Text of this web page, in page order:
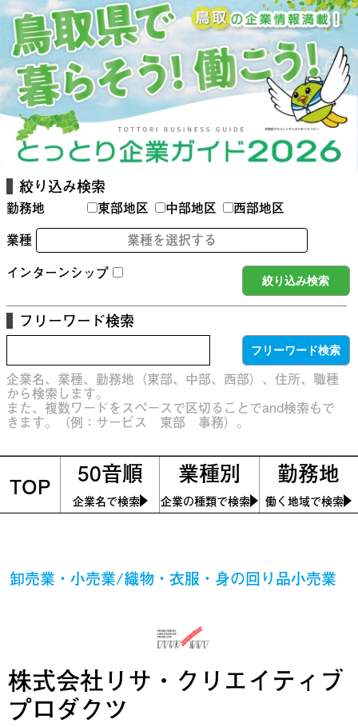
絞り込み検索
勤務地 東部地区 中部地区
西部地区
業種
業種を選択する
インターンシップ
フリーワード検索
企業名、業種、勤務地（東部、中部、西部）、住所、職種
から検索します。
また、複数ワードをスペースで区切ることでand検索もで
きます。（例：サービス 東部 事務）。
TOP 50音順
企業名で検索
業種別
企業の種類で検索
勤務地
働く地域で検索
卸売業・小売業/織物・衣服・身の回り品小売業
株式会社リサ・クリエイティブ
プロダクツ